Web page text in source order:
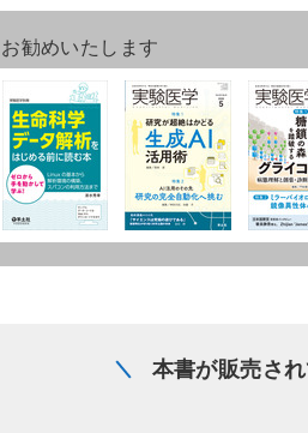
勧めいたします
本書が販売さ